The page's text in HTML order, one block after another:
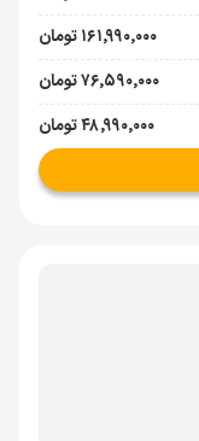
۱۶۱٬۹۹۰٬۰۰۰ تومان
۷۶٬۵۹۰٬۰۰۰ تومان
۴۸٬۹۹۰٬۰۰۰ تومان